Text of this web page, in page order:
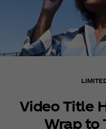
Video Title
Wrap to